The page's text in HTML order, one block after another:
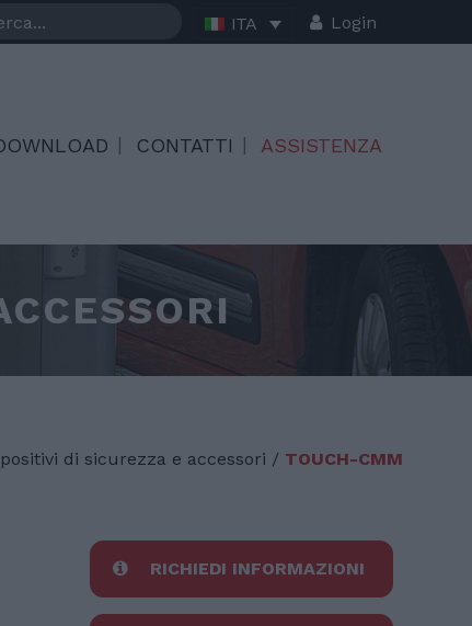
ITA Login
CONTATTI ASSISTENZA
di sicurezza e accessori / TOUCH-CMM
RICHIEDI INFORMAZIONI